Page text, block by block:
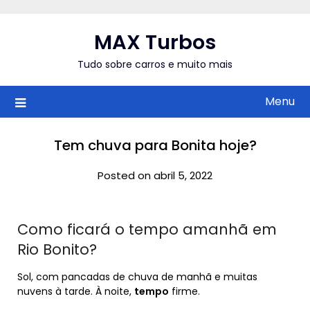
MAX Turbos
Tudo sobre carros e muito mais
Menu
Tem chuva para Bonita hoje?
Posted on abril 5, 2022
Como ficará o tempo amanhã em
Rio Bonito?
Sol, com pancadas de chuva de manhã e muitas
nuvens à tarde. À noite, tempo firme.